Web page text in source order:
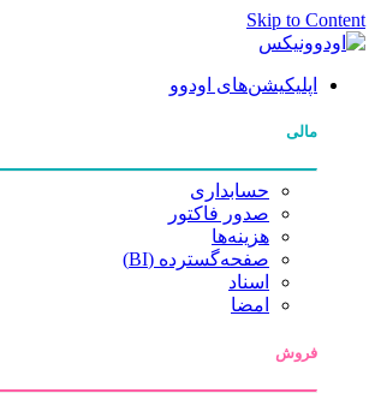
Skip to Content
اپلیکیشن‌های اودوو
مالی
حسابداری
صدور فاکتور
هزینه‌ها
صفحه‌گسترده (BI)
اسناد
امضا
فروش